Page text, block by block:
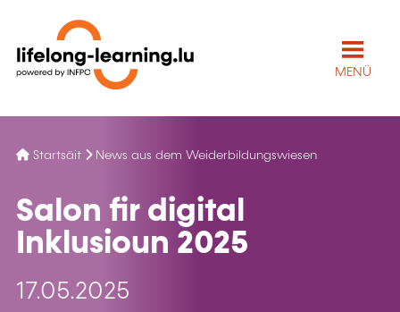
MENÜ
Startsäit News aus dem Weiderbildungswiesen
Salon fir digital
Inklusioun 2025
17.05.2025